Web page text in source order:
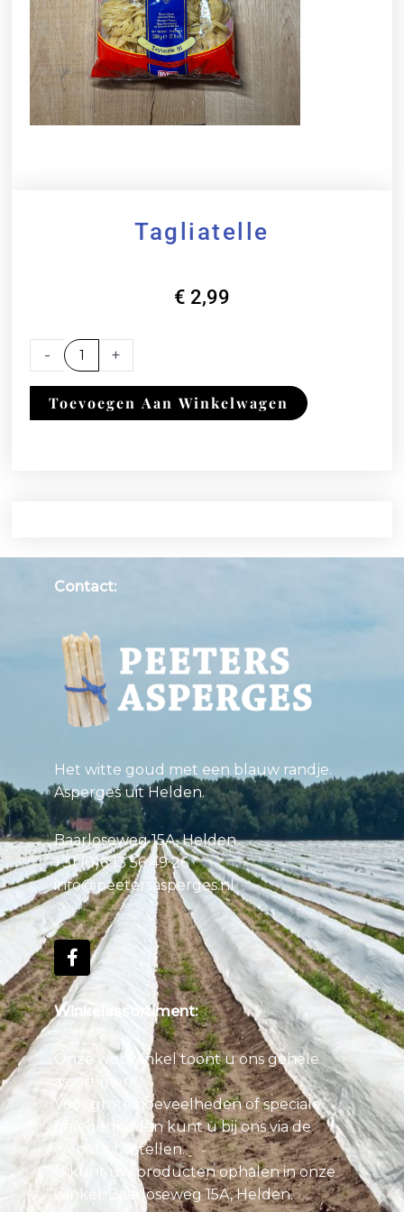
Tagliatelle
€ 2,99
-
Tagliatelle
aantal
+
Toevoegen Aan Winkelwagen
Contact:
Het witte goud met een blauw randje.
Asperges uit Helden.
Baarloseweg 15A, Helden
+31 (0)6 13 56 49 26
info@peetersasperges.nl
Winkelassortiment:
Onze webwinkel toont u ons gehele
assortiment.
Voor grote hoeveelheden of speciale
gelegenheden kunt u bij ons via de
website bestellen.
U kunt uw producten ophalen in onze
winkel: Baarloseweg 15A, Helden.